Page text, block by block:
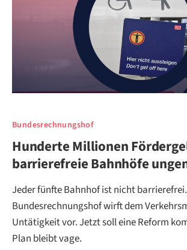
Bundesrechnungshof
Hunderte Millionen
barrierefreie Bahnhöfe
Jeder fünfte Bahnhof ist nicht
Bundesrechnungshof wirft dem
Untätigkeit vor. Jetzt soll eine Reform
Plan bleibt vage.